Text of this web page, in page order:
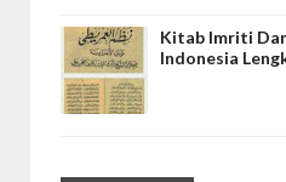
Kitab Imriti
Indonesia